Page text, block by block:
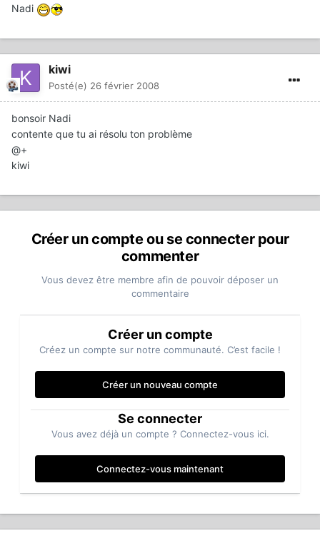
Nadi
kiwi
Posté(e) 26 février 2008
bonsoir Nadi
contente que tu ai résolu ton problème
@+
kiwi
Créer un compte ou se connecter pour
commenter
Vous devez être membre afin de pouvoir déposer un
commentaire
Créer un compte
Créez un compte sur notre communauté. C’est facile !
Créer un nouveau compte
Se connecter
Vous avez déjà un compte ? Connectez-vous ici.
Connectez-vous maintenant